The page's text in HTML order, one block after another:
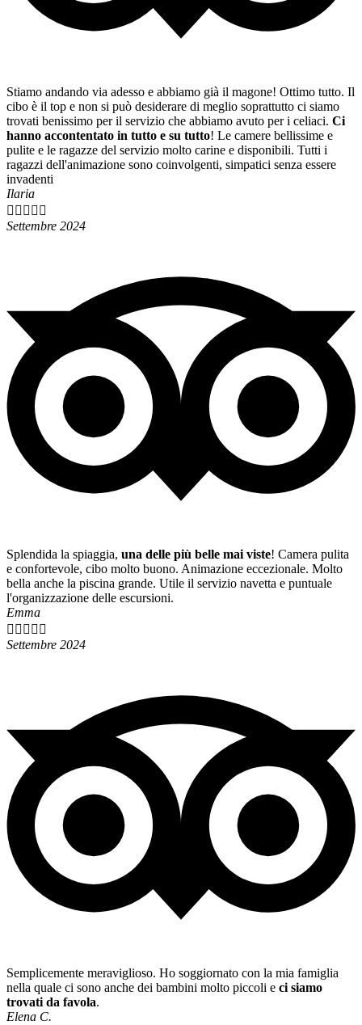
Stiamo andando via adesso e abbiamo già il magone! Ottimo tutto. Il
cibo è il top e non si può desiderare di meglio soprattutto ci siamo
trovati benissimo per il servizio che abbiamo avuto per i celiaci. Ci
hanno accontentato in tutto e su tutto! Le camere bellissime e
pulite e le ragazze del servizio molto carine e disponibili. Tutti i
ragazzi dell'animazione sono coinvolgenti, simpatici senza essere
invadenti
Ilaria
    
Settembre 2024
Splendida la spiaggia, una delle più belle mai viste! Camera pulita
e confortevole, cibo molto buono. Animazione eccezionale. Molto
bella anche la piscina grande. Utile il servizio navetta e puntuale
l'organizzazione delle escursioni.
Emma
    
Settembre 2024
Semplicemente meraviglioso. Ho soggiornato con la mia famiglia
nella quale ci sono anche dei bambini molto piccoli e ci siamo
trovati da favola.
Elena C.